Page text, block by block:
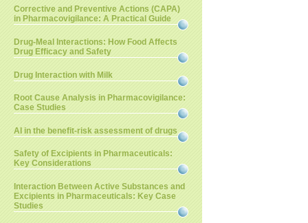
Corrective and Preventive Actions (CAPA)
in Pharmacovigilance: A Practical Guide
Drug-Meal Interactions: How Food Affects
Drug Efficacy and Safety
Drug Interaction with Milk
Root Cause Analysis in Pharmacovigilance:
Case Studies
AI in the benefit-risk assessment of drugs
Safety of Excipients in Pharmaceuticals:
Key Considerations
Interaction Between Active Substances and
Excipients in Pharmaceuticals: Key Case
Studies